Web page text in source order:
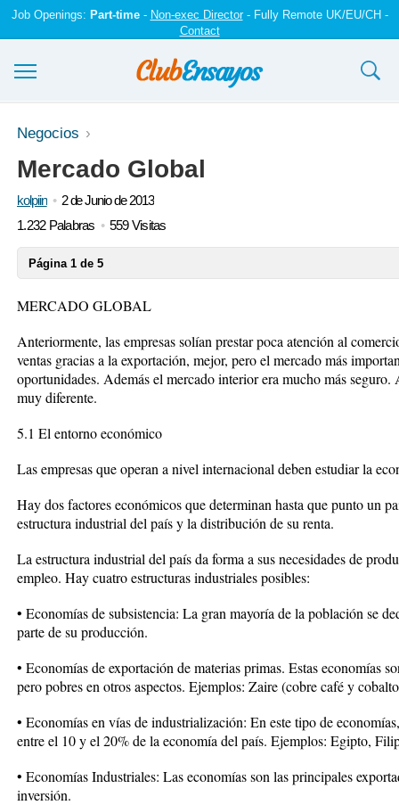
Job Openings: Part-time- Non-exec Director- Fully Remote UK/EU/CH -
Contact
Ensayos y trabajos
Registrarse
Iniciar sesión
Negocios
Mercado Global
kolpiin
2 de Junio de 2013
1.232 Palabras
559 Visitas
Página 1 de 5
MERCADO GLOBAL
Anteriormente, las empresas solían prestar poca atención al
ventas gracias a la exportación, mejor, pero el mercado más
oportunidades. Además el mercado interior era mucho más
muy diferente.
5.1 El entorno económico
Las empresas que operan a nivel internacional deben estudiar la
Hay dos factores económicos que determinan hasta que punto un
estructura industrial del país y la distribución de su renta.
La estructura industrial del país da forma a sus necesidades de
empleo. Hay cuatro estructuras industriales posibles:
• Economías de subsistencia: La gran mayoría de la población se
parte de su producción.
• Economías de exportación de materias primas. Estas economías
pero pobres en otros aspectos. Ejemplos: Zaire (cobre café y
• Economías en vías de industrialización: En este tipo de
entre el 10 y el 20% de la economía del país. Ejemplos: Egipto,
• Economías Industriales: Las economías son las principales
inversión.